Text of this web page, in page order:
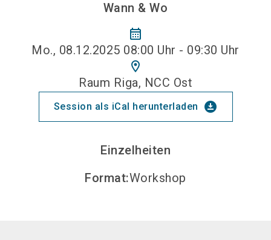
Wann & Wo
calendar_month
Mo., 08.12.2025 08:00 Uhr - 09:30 Uhr
location_on
Raum Riga, NCC Ost
Session als iCal herunterladen download_for_offline
Einzelheiten
Format:Workshop